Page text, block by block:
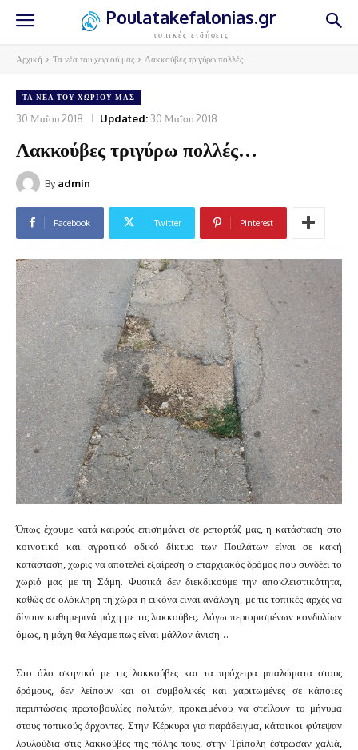
Poulatakefalonias.gr
τοπικές ειδήσεις
Αρχική Τα νέα του χωριού μας Λακκούβες τριγύρω πολλές...
ΤΑ ΝΈΑ ΤΟΥ ΧΩΡΙΟΎ ΜΑΣ
30 Μαΐου 2018 Updated: 30 Μαΐου 2018
Λακκούβες τριγύρω πολλές…
By admin
Facebook Twitter Pinterest
Όπως έχουμε κατά καιρούς επισημάνει σε ρεπορτάζ μας, η κατάσταση στο
κοινοτικό και αγροτικό οδικό δίκτυο των Πουλάτων είναι σε κακή
κατάσταση, χωρίς να αποτελεί εξαίρεση ο επαρχιακός δρόμος που συνδέει το
χωριό μας με τη Σάμη. Φυσικά δεν διεκδικούμε την αποκλειστικότητα,
καθώς σε ολόκληρη τη χώρα η εικόνα είναι ανάλογη, με τις τοπικές αρχές να
δίνουν καθημερινά μάχη με τις λακκούβες. Λόγω περιορισμένων κονδυλίων
όμως, η μάχη θα λέγαμε πως είναι μάλλον άνιση…
Στο όλο σκηνικό με τις λακκούβες και τα πρόχειρα μπαλώματα στους
δρόμους, δεν λείπουν και οι συμβολικές και χαριτωμένες σε κάποιες
περιπτώσεις πρωτοβουλίες πολιτών, προκειμένου να στείλουν το μήνυμα
στους τοπικούς άρχοντες. Στην Κέρκυρα για παράδειγμα, κάτοικοι φύτεψαν
λουλούδια στις λακκούβες της πόλης τους, στην Τρίπολη έστρωσαν χαλιά,